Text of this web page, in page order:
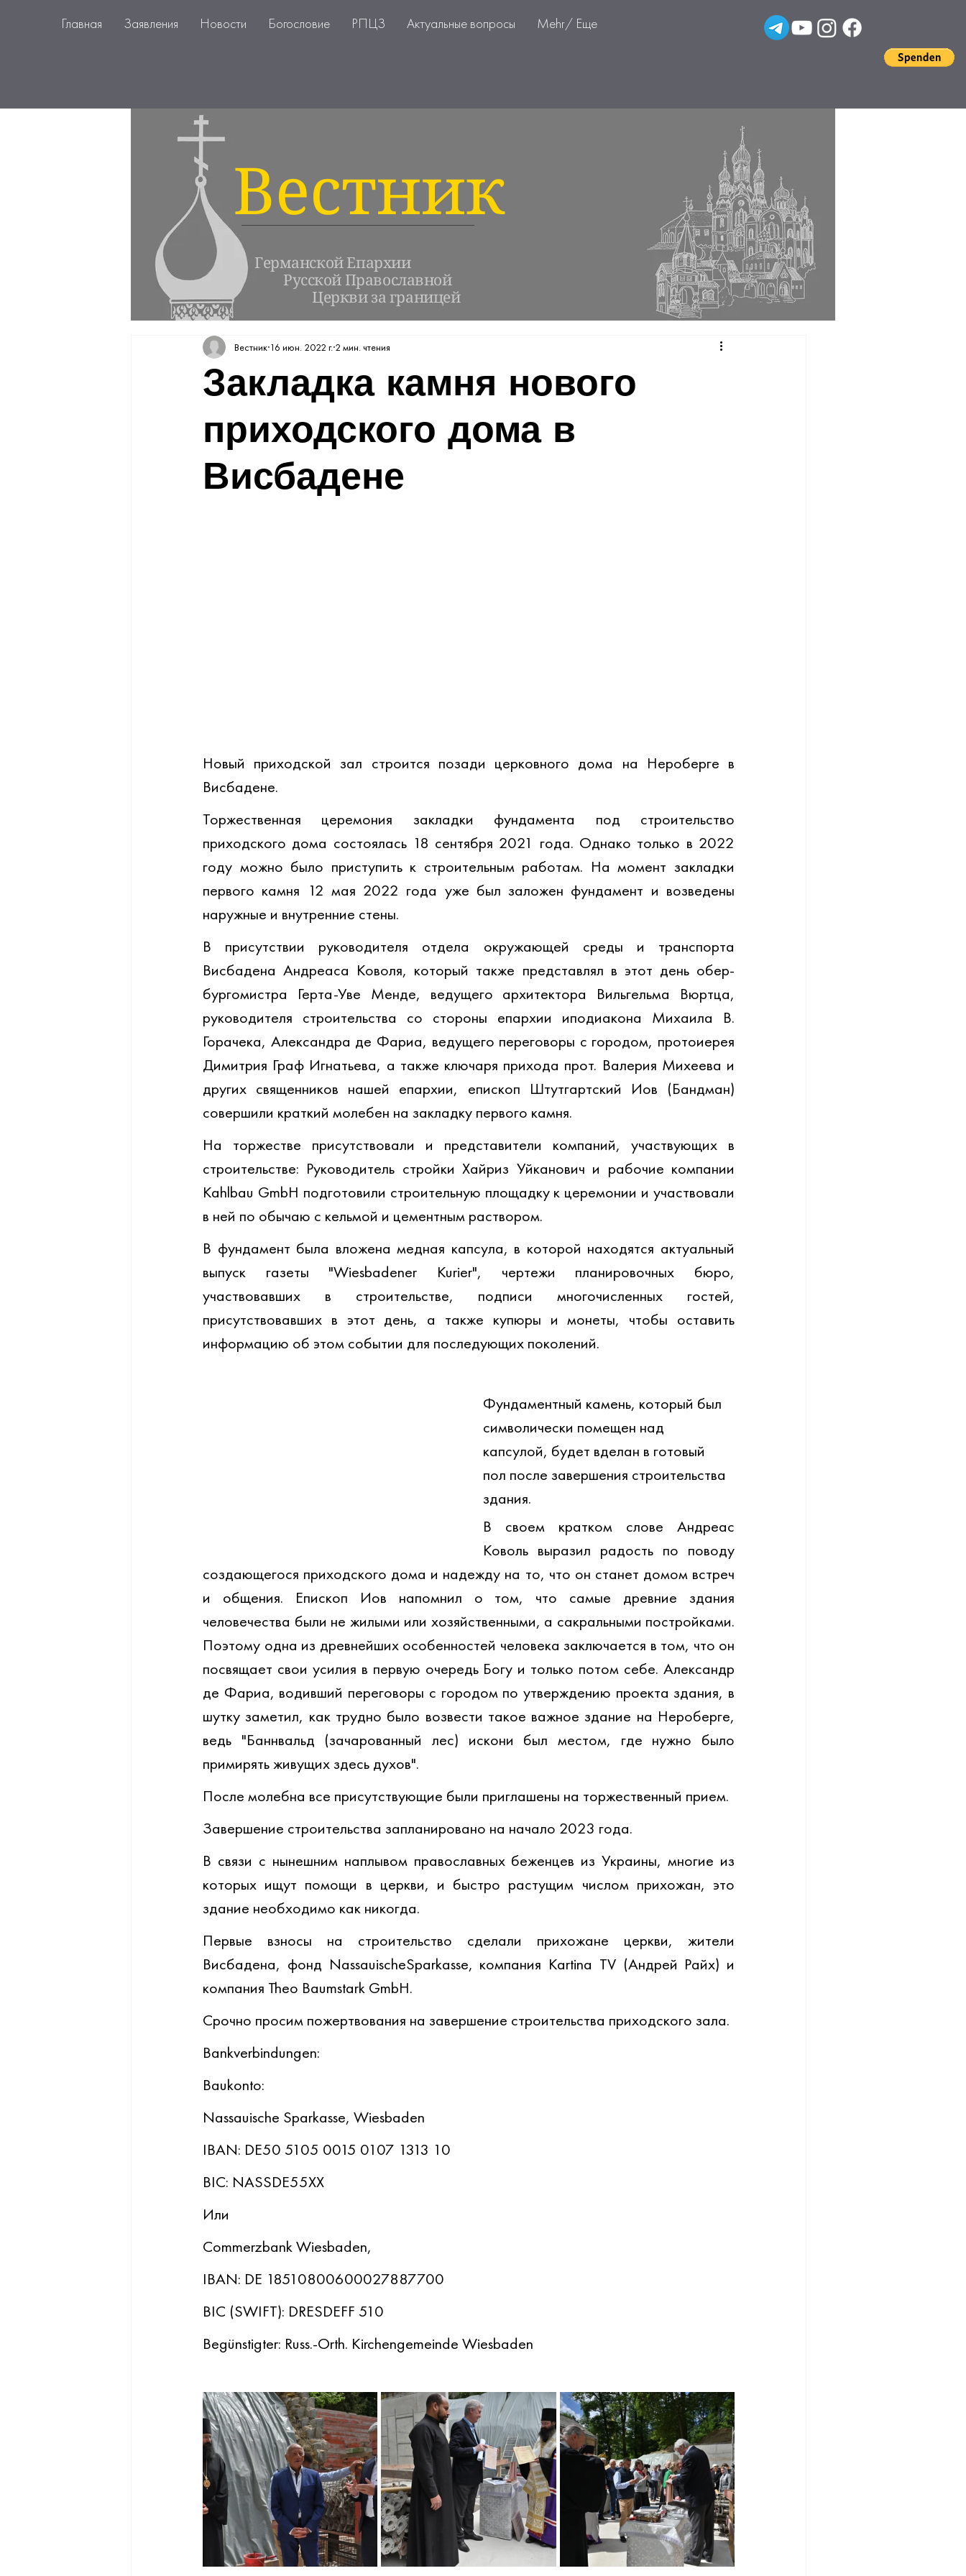
Главная Заявления Новости Богословие РПЦЗ Актуальные вопросы Mehr/ Еще
Вестник
Германской Епархии
Русской Православной
Церкви за границей
Закладка камня нового
приходского дома в
Висбадене
Вестник 16 июн. 2022 г. 2 мин. чтения
Новый приходской зал строится позади церковного дома на Нероберге в
Висбадене.
Торжественная церемония закладки фундамента под строительство
приходского дома состоялась 18 сентября 2021 года. Однако только в 2022
году можно было приступить к строительным работам. На момент закладки
первого камня 12 мая 2022 года уже был заложен фундамент и возведены
наружные и внутренние стены.
В присутствии руководителя отдела окружающей среды и транспорта
Висбадена Андреаса Коволя, который также представлял в этот день обер-
бургомистра Герта-Уве Менде, ведущего архитектора Вильгельма Вюртца,
руководителя строительства со стороны епархии иподиакона Михаила В.
Горачека, Александра де Фариа, ведущего переговоры с городом, протоиерея
Димитрия Граф Игнатьева, а также ключаря прихода прот. Валерия Михеева и
других священников нашей епархии, епископ Штутгартский Иов (Бандман)
совершили краткий молебен на закладку первого камня.
На торжестве присутствовали и представители компаний, участвующих в
строительстве: Руководитель стройки Хайриз Уйканович и рабочие компании
Kahlbau GmbH подготовили строительную площадку к церемонии и участвовали
в ней по обычаю с кельмой и цементным раствором.
В фундамент была вложена медная капсула, в которой находятся актуальный
выпуск газеты "Wiesbadener Kurier", чертежи планировочных бюро,
участвовавших в строительстве, подписи многочисленных гостей,
присутствовавших в этот день, а также купюры и монеты, чтобы оставить
информацию об этом событии для последующих поколений.
Фундаментный камень, который был
символически помещен над
капсулой, будет вделан в готовый
пол после завершения строительства
здания.
В своем кратком слове Андреас
Коволь выразил радость по поводу
создающегося приходского дома и надежду на то, что он станет домом встреч
и общения. Епископ Иов напомнил о том, что самые древние здания
человечества были не жилыми или хозяйственными, а сакральными постройками.
Поэтому одна из древнейших особенностей человека заключается в том, что он
посвящает свои усилия в первую очередь Богу и только потом себе. Александр
де Фариа, водивший переговоры с городом по утверждению проекта здания, в
шутку заметил, как трудно было возвести такое важное здание на Нероберге,
ведь "Баннвальд (зачарованный лес) искони был местом, где нужно было
примирять живущих здесь духов".
После молебна все присутствующие были приглашены на торжественный прием.
Завершение строительства запланировано на начало 2023 года.
В связи с нынешним наплывом православных беженцев из Украины, многие из
которых ищут помощи в церкви, и быстро растущим числом прихожан, это
здание необходимо как никогда.
Первые взносы на строительство сделали прихожане церкви, жители
Висбадена, фонд NassauischeSparkasse, компания Kartina TV (Андрей Райх) и
компания Theo Baumstark GmbH.
Срочно просим пожертвования на завершение строительства приходского зала.
Bankverbindungen:
Baukonto:
Nassauische Sparkasse, Wiesbaden
IBAN: DE50 5105 0015 0107 1313 10
BIC: NASSDE55XX
Или
Commerzbank Wiesbaden,
IBAN: DE 18510800600027887700
BIC (SWIFT): DRESDEFF 510
Begünstigter: Russ.-Orth. Kirchengemeinde Wiesbaden